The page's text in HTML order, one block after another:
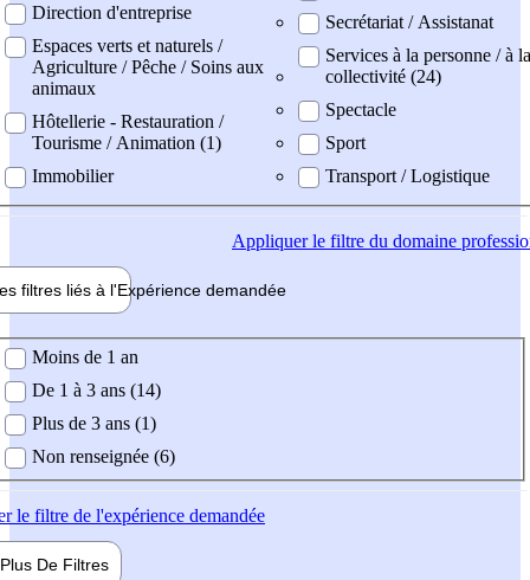
Direction d'entreprise
Espaces verts et naturels /
Agriculture / Pêche / Soins aux
animaux
Hôtellerie - Restauration /
Tourisme / Animation (1)
Immobilier
Secrétariat / Assistanat
Services à la personne / à la
collectivité (24)
Spectacle
Sport
Transport / Logistique
Appliquerle filtre du domaine
filtres liés à l'Expérience demandée
demandée
Moins de 1 an
De 1 à 3 ans (14)
Plus de 3 ans (1)
Non renseignée (6)
le filtre de l'expérience demandée
Plus De Filtres